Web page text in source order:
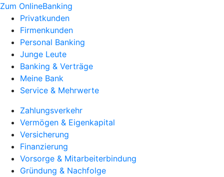
Zum OnlineBanking
Privatkunden
Firmenkunden
Personal Banking
Junge Leute
Banking & Verträge
Meine Bank
Service & Mehrwerte
Zahlungsverkehr
Vermögen & Eigenkapital
Versicherung
Finanzierung
Vorsorge & Mitarbeiterbindung
Gründung & Nachfolge